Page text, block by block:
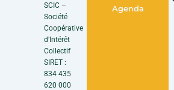
SCIC –
Société
Coopérative
d’Intérêt
Collectif
SIRET :
834 435
620 000
Agenda